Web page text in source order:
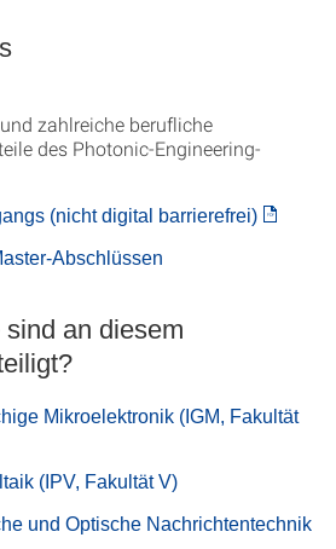
zahlreiche berufliche
des Photonic-Engineering-
(nicht digital barrierefrei)
Abschlüssen
an diesem
Mikroelektronik (IGM, Fakultät
(IPV, Fakultät V)
und Optische Nachrichtentechnik